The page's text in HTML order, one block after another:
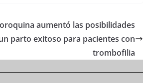
aumentó las posibilidades
parto exitoso para pacientes con
trombofilia